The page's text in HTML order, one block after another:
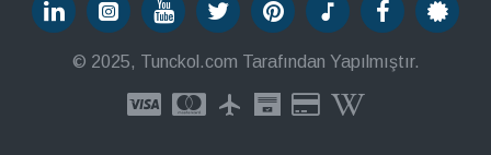
© 2025, Tunckol.com Tarafından Yapılmıştır.